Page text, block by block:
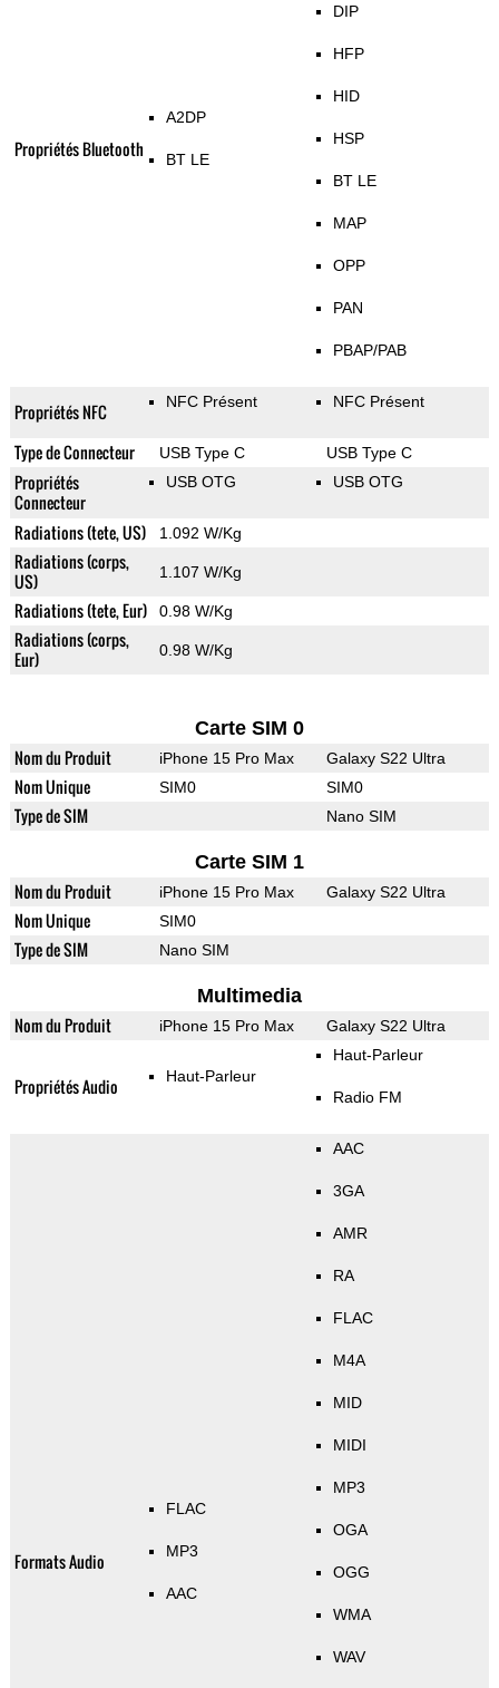
Propriétés Bluetooth
A2DP
BT LE
DIP
HFP
HID
HSP
BT LE
MAP
OPP
PAN
PBAP/PAB
Propriétés NFC NFC Présent NFC Présent
Type de Connecteur USB Type C USB Type C
Propriétés
Connecteur
USB OTG USB OTG
Radiations (tete, US) 1.092 W/Kg
Radiations (corps,
US)
1.107 W/Kg
Radiations (tete, Eur) 0.98 W/Kg
Radiations (corps,
Eur)
0.98 W/Kg
Carte SIM 0
Nom du Produit iPhone 15 Pro Max Galaxy S22 Ultra
Nom Unique SIM0 SIM0
Type de SIM Nano SIM
Carte SIM 1
Nom du Produit iPhone 15 Pro Max Galaxy S22 Ultra
Nom Unique SIM0
Type de SIM Nano SIM
Multimedia
Nom du Produit iPhone 15 Pro Max Galaxy S22 Ultra
Propriétés Audio Haut-Parleur
Haut-Parleur
Radio FM
Formats Audio
FLAC
MP3
AAC
AAC
3GA
AMR
RA
FLAC
M4A
MID
MIDI
MP3
OGA
OGG
WMA
WAV